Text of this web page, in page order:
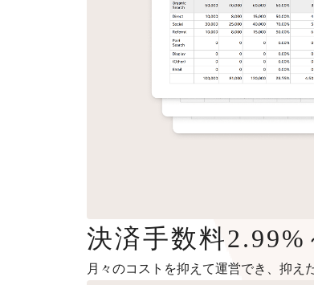
決済手数料
月々のコストを抑えて運営でき、抑え